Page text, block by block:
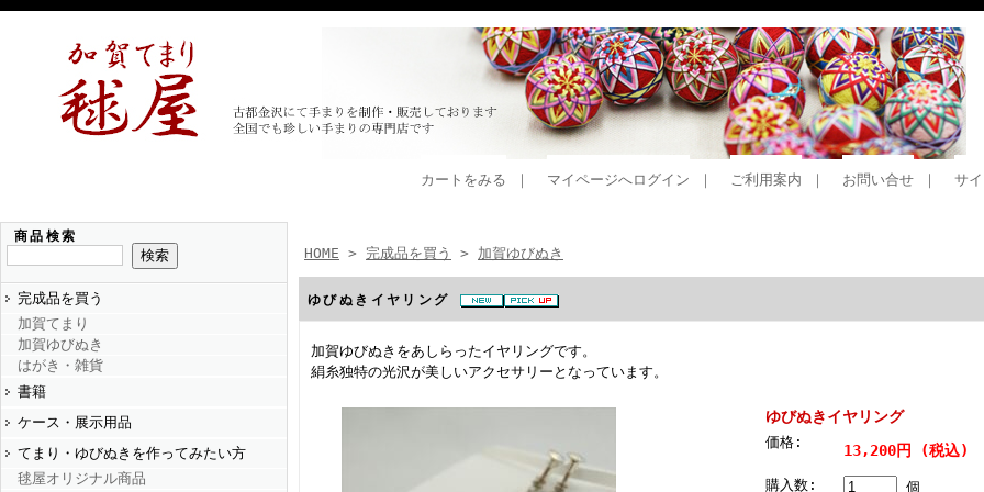
カートをみる ｜ マイページへログイン ｜ ご利用案内 ｜ お問い合せ ｜ サ
商品検索
完成品を買う
加賀てまり
加賀ゆびぬき
はがき・雑貨
書籍
ケース・展示用品
てまり・ゆびぬきを作ってみたい方
毬屋オリジナル商品
HOME > 完成品を買う > 加賀ゆびぬき
ゆびぬきイヤリング
加賀ゆびぬきをあしらったイヤリングです。
絹糸独特の光沢が美しいアクセサリーとなっています。
ゆびぬきイヤリング
価格: 13,200円 (税込)
購入数: 個